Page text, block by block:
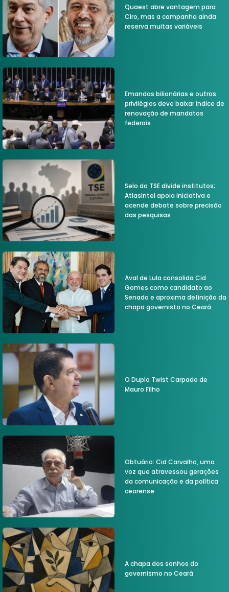
Quaest abre vantagem para
Ciro, mas a campanha ainda
reserva muitas variáveis
Emandas bilionárias e outros
privilégios deve baixar índice de
renovação de mandatos
federais
Selo do TSE divide institutos;
AtlasIntel apoia iniciativa e
acende debate sobre precisão
das pesquisas
Aval de Lula consolida Cid
Gomes como candidato ao
Senado e aproxima definição da
chapa governista no Ceará
O Duplo Twist Carpado de
Mauro Filho
Obtuário: Cid Carvalho, uma
voz que atravessou gerações
da comunicação e da política
cearense
A chapa dos sonhos do
governismo no Ceará